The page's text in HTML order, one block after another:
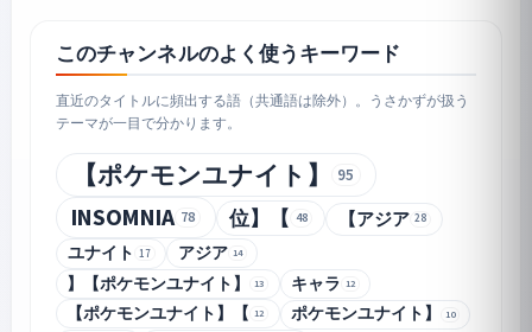
このチャンネルのよく使うキーワード
直近のタイトルに頻出する語（共通語は除外）。うさかずが扱う
テーマが一目で分かります。
【ポケモンユナイト】 95
INSOMNIA 78 位】【 48 【アジア 28
ユナイト 17 アジア 14
】【ポケモンユナイト】 13 キャラ 12
【ポケモンユナイト】【 12 ポケモンユナイト】 10